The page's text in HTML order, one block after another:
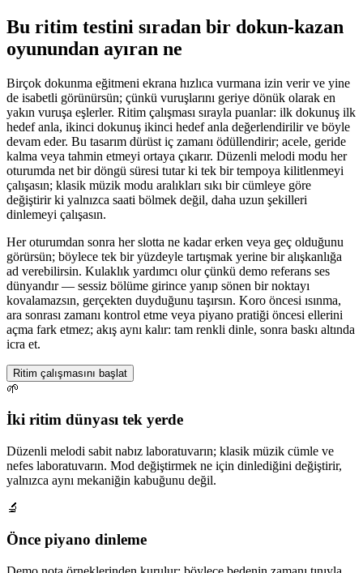
Bu ritim testini sıradan bir dokun-kazan
oyunundan ayıran ne
Birçok dokunma eğitmeni ekrana hızlıca vurmana izin verir ve yine
de isabetli görünürsün; çünkü vuruşlarını geriye dönük olarak en
yakın vuruşa eşlerler. Ritim çalışması sırayla puanlar: ilk dokunuş ilk
hedef anla, ikinci dokunuş ikinci hedef anla değerlendirilir ve böyle
devam eder. Bu tasarım dürüst iç zamanı ödüllendirir; acele, geride
kalma veya tahmin etmeyi ortaya çıkarır. Düzenli melodi modu her
oturumda net bir döngü süresi tutar ki tek bir tempoya kilitlenmeyi
çalışasın; klasik müzik modu aralıkları sıkı bir cümleye göre
değiştirir ki yalnızca saati bölmek değil, daha uzun şekilleri
dinlemeyi çalışasın.
Her oturumdan sonra her slotta ne kadar erken veya geç olduğunu
görürsün; böylece tek bir yüzdeyle tartışmak yerine bir alışkanlığa
ad verebilirsin. Kulaklık yardımcı olur çünkü demo referans ses
dünyandır — sessiz bölüme girince yanıp sönen bir noktayı
kovalamazsın, gerçekten duyduğunu taşırsın. Koro öncesi ısınma,
ara sonrası zamanı kontrol etme veya piyano pratiği öncesi ellerini
açma fark etmez; akış aynı kalır: tam renkli dinle, sonra baskı altında
icra et.
Ritim çalışmasını başlat
🌱
İki ritim dünyası tek yerde
Düzenli melodi sabit nabız laboratuvarın; klasik müzik cümle ve
nefes laboratuvarın. Mod değiştirmek ne için dinlediğini değiştirir,
yalnızca aynı mekaniğin kabuğunu değil.
🔬
Önce piyano dinleme